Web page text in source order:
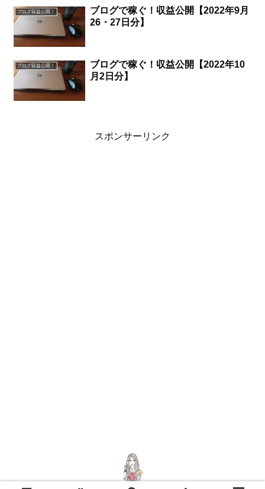
ブログ収益公開！
ブログで稼ぐ！収益公開【2022年9月
26・27日分】
ブログ収益公開！
ブログで稼ぐ！収益公開【2022年10
月2日分】
スポンサーリンク